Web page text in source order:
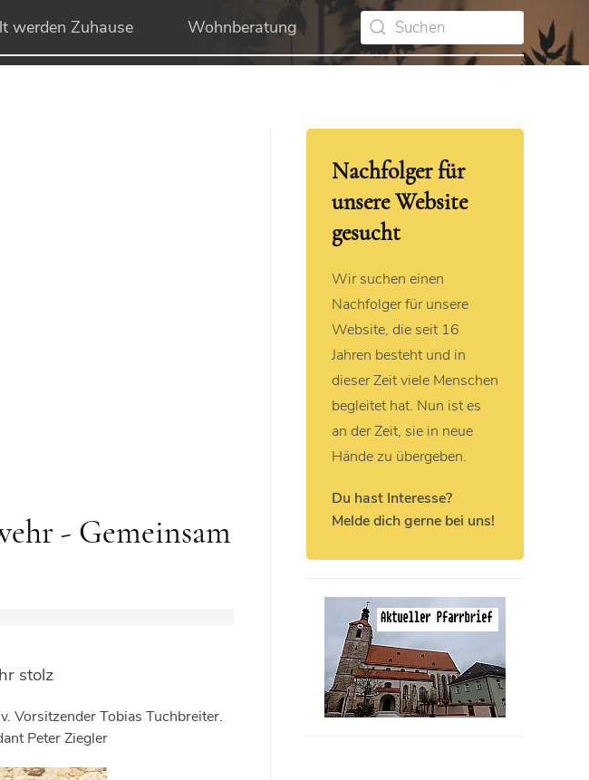
werden Zuhause Wohnberatung
- Gemeinsam
stolz
Vorsitzender Tobias Tuchbreiter.
Peter Ziegler
Nachfolger für
unsere Website
gesucht
Wir suchen einen
Nachfolger für unsere
Website, die seit 16
Jahren besteht und in
dieser Zeit viele Menschen
begleitet hat. Nun ist es
an der Zeit, sie in neue
Hände zu übergeben.
Du hast Interesse?
Melde dich gerne bei uns!